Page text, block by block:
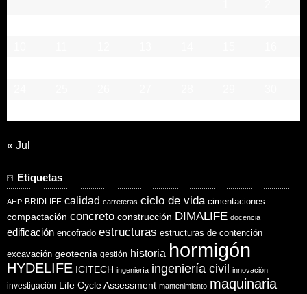
« Jul
Etiquetas
AHP BRIDLIFE calidad carreteras ciclo de vida cimentaciones
compactación concreto construcción DIMALIFE docencia
edificación encofrado estructuras estructuras de contención
excavación geotecnia gestión historia hormigón
HYDELIFE ICITECH ingeniería ingeniería civil innovación
investigación Life Cycle Assessment mantenimiento maquinaria